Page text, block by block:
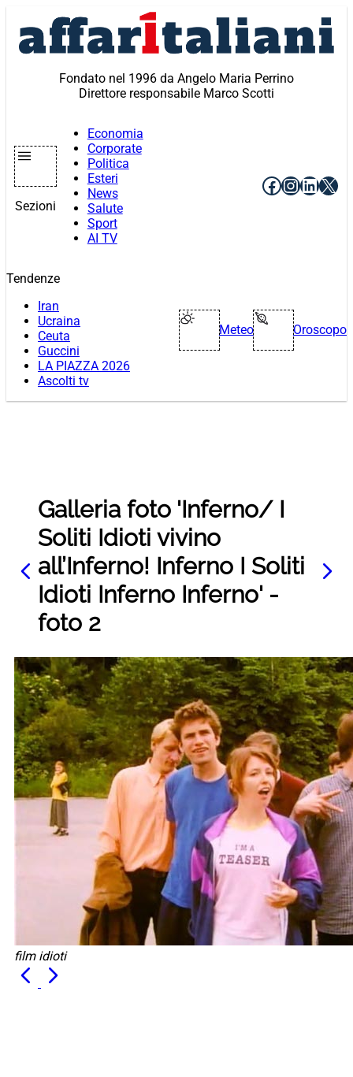
contenuto
Fondato nel 1996 da Angelo Maria Perrino
Direttore responsabile Marco Scotti
Sezioni
Economia
Corporate
Politica
Esteri
News
Salute
Sport
AI TV
Facebook
X
Tendenze
Iran
Ucraina
Ceuta
Guccini
LA PIAZZA 2026
Ascolti tv
Meteo Oroscopo
Galleria foto 'Inferno/ I
Soliti Idioti vivino
all’Inferno! Inferno I Soliti
Idioti Inferno Inferno' -
foto 2
film idioti